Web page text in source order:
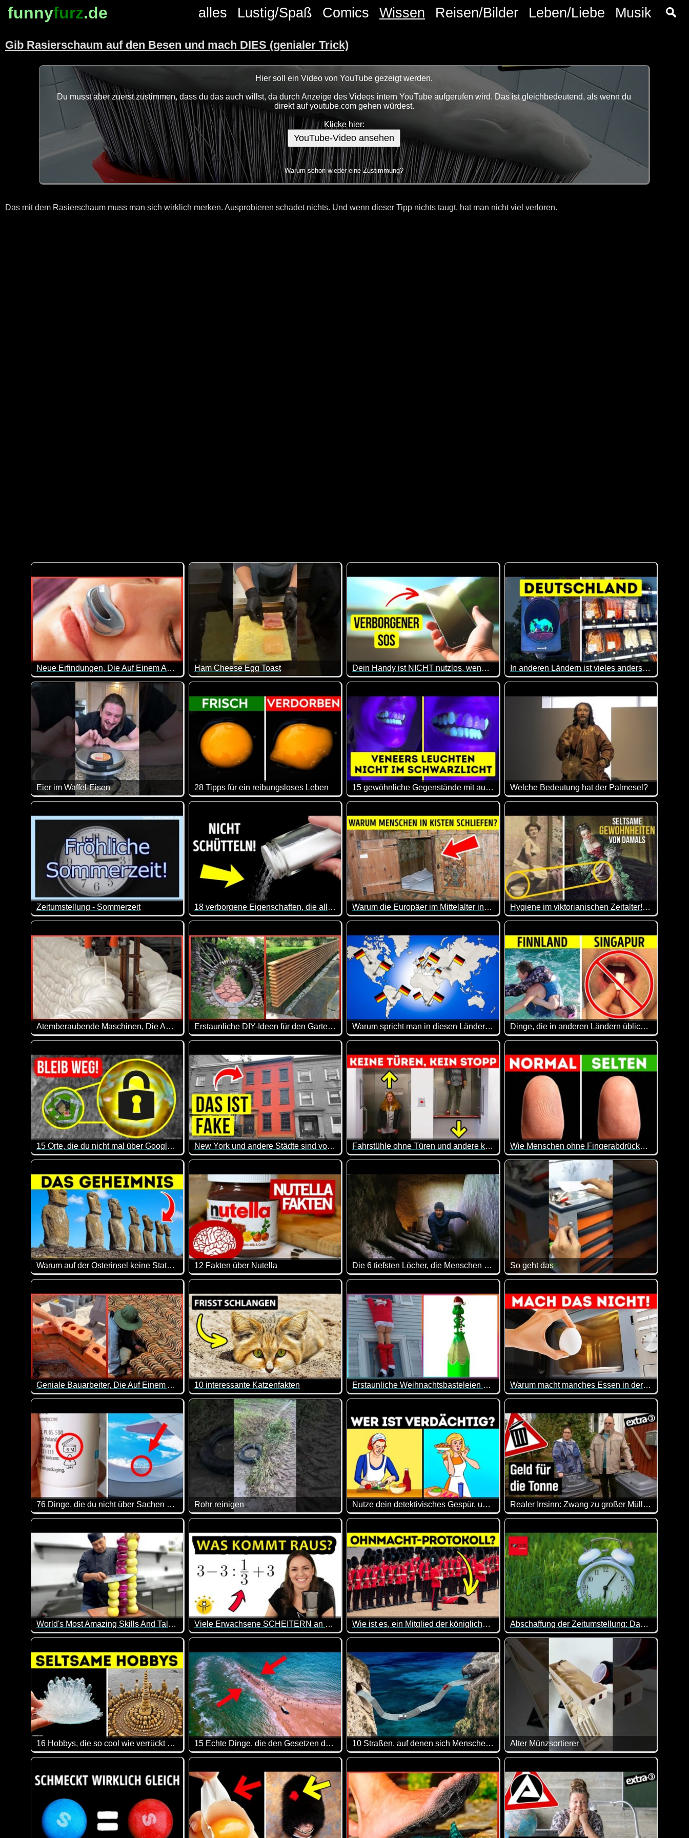
funnyfurz.de alles Lustig/Spaß Comics Wissen Reisen/Bilder Leben/Liebe Musik
Gib Rasierschaum auf den Besen und mach DIES (genialer Trick)
Hier soll ein Video von YouTube gezeigt werden.
Du musst aber zuerst zustimmen, dass du das auch willst, da durch Anzeige des Videos intern YouTube aufgerufen wird. Das ist gleichbedeutend, als wenn du
direkt auf youtube.com gehen würdest.
Klicke hier:
YouTube-Video ansehen
Warum schon wieder eine Zustimmung?
Das mit dem Rasierschaum muss man sich wirklich merken. Ausprobieren schadet nichts. Und wenn dieser Tipp nichts taugt, hat man nicht viel verloren.
Neue Erfindungen, Die Auf Einem Anderen Level Sind - 44
Und immer wieder gibt es neue geniale Erfindungen. Klasse!
Ham Cheese Egg Toast
Nicht funny, aber ich hab jetzt Hunger :-) Es macht einfach Spaß, ihm zuzusehen wie er diesen leckeren Toast zubereitet.
Dein Handy ist NICHT nutzlos, wenn du dich in der Wildnis verirrt hast
Wenn du mal auf einer einsamen Insel strandest, könnten diese Tipps hilfreich sein.
In anderen Ländern ist vieles anders, sieh selbst
Andere Länder, andere Sitten. Diesen Satz
Eier im Waffel-Eisen
Solltest du mal was Neues mit Eiern ausprobieren wollen oder hast noch welche übrig, könnte das mal eine neue Möglichkeit sein ;-)
28 Tipps für ein reibungsloses Leben
Das sind doch mal wieder ein paar interessante Tipps. Das Prüfen der Avocado-Reife ist z.B. etwas, das ich nicht wusste.
15 gewöhnliche Gegenstände mit außergewöhnlichen Eigenschaften
Hier erhältst du mal wieder ein paar interessante Einblicke und Infos. Viel Spaß mit diesem
Welche Bedeutung hat der Palmesel?
Osterhasen, Osterlämmer, Hühner, die
Heute kennen wir den Palmesel meist in
Zeitumstellung - Sommerzeit
Nur nochmal zur Erinnerung an die Zeitumstellung ;-) Ich wünsche ein super Wochenende!
18 verborgene Eigenschaften, die alltägliche Gegenstände fantastisch machen
Das ist mal wieder sehr interessant. Dass man einen Kofferraum von innen öffnen kann, sollte man (warum auch immer) dort
Warum die Europäer im Mittelalter in Kisten schliefen
Okay, ich werde mich nicht mehr über unbequeme Betten beschweren ;-)
Hygiene im viktorianischen Zeitalter! Wie haben Frauen in diesen Kleidern die Toilette benutzt?
Wie haben die Hygiene-Praktiken wohl damals
Atemberaubende Maschinen, Die Auf Einem Anderen Level Sind - 2
In unserer postindustriellen Welt stoßen wir an die Grenzen des Machbaren, und es scheint, dass nur die beeindruckendsten Maschinen diese Aufgabe bewältigen können. Mach
Erstaunliche DIY-Ideen für den Garten, die Ihr Zuhause aufwerten - 3
Ein Hinterhof ist ein kleiner Außenbereich, der sich in einen friedlichen Rückzugsort für gesellige Treffen mit Freunden und Familie
Warum spricht man in diesen Ländern Deutsch?
Etwa 82 Millionen Deutsche haben Deutsch als ihre Muttersprache. Allerdings nutzen
Dinge, die in anderen Ländern üblich sind, in deinem Land aber absurd erscheinen
Eine lustige Sache, dass Leute einem riesigen
15 Orte, die du nicht mal über Google Maps erkunden kannst
Sehr interessant, welche geheimen bzw. hoch bewachten Orte es gibt.
New York und andere Städte sind voll mit fake Häusern, das ist der Grund
Das sind doch mal wieder sehr interessante Infos. Ich wusste nicht, dass es solche Fake Häuser gibt.
Fahrstühle ohne Türen und andere kuriose Erfindungen, die es heute noch gibt
Der Paternoster ist einerseits spannend, andererseits bringt er einen auch leicht ins
Wie Menschen ohne Fingerabdrücke im Leben klarkommen
Was man alles für Probleme haben kann, wenn
Warum auf der Osterinsel keine Statuen mehr errichtet wurden
Hier kann man mal wieder was lernen. Sehr interessantes Video!
12 Fakten über Nutella
Fettmacher und Kalorienbombe oder einfach nur lecker? Lecker ist Nutella definitiv. Und wie alles, was gut schmeckt, hat es natürlich
Die 6 tiefsten Löcher, die Menschen bisher gegraben haben
Kaum zu glauben wie tief man für einen Brunnen gegraben hat.
So geht das
Falls du auch mal deinen Schlüssel verloren
Geniale Bauarbeiter, Die Auf Einem Anderen Niveau Sind - 41
Einfach zuschauen und staunen. Sehr genial wie hier gearbeitet wird.
10 interessante Katzenfakten
Heute mal wirklich interessante Geschichten und Infos über Katzen.
Erstaunliche Weihnachtsbasteleien Und -Dekorationen
Da sind mal wieder tolle Sachen dabei. Vielleicht ist das ein oder andere ja eine Anregung
Warum macht manches Essen in der Mikrowelle Boom
Eier in der Mikrowelle sind gar keine gute Idee ;-)
76 Dinge, die du nicht über Sachen weißt, die dich umgeben
Auch wenn man das ein oder andere bestimmt schon mal gehört hat, sind die Infos trotzdem sehr interessant und einige auch durchaus neu.
Rohr reinigen
Das ist doch mal eine spezielle Methode, um ein Rohr wieder frei zu bekommen.
Nutze dein detektivisches Gespür, um 24 knifflige Rätsel zu knacken
Hier ist etwas Gehirnschmalz angesagt. Kannst du diese Rätsel lösen?
Realer Irrsinn: Zwang zu großer Mülltonne in Köln - extra 3
In Köln muss eine Familie eine teure 120 Liter-
World's Most Amazing Skills And Talent...
Diese Leute haben alle besondere Fähigkeiten oder ein spezielles Talent. Es macht richtig Spaß, ihnen zuzusehen. Wenn du kein Englisch verstehst, kannst du Ton einfach auf
Viele Erwachsene SCHEITERN an dieser Aufgabe, du aber NICHT!
Weil es ab und zu mal wieder total interessant ist, den korrekten Rechenweg aufzufrischen, will ich dir dieses Video nicht vorenthalten.
Wie ist es, ein Mitglied der königlichen Garde zu sein
Warst du schon mal am Buckingham Palace und hast die Garde beobachtet? Das ist
Abschaffung der Zeitumstellung: Das ist der aktuelle Stand
Nachdem die Zeitumstellung mal wieder
16 Hobbys, die so cool wie verrückt sind
Hast du schon mal was von Extrem-Bügeln gehört? Ich nicht. Abgesehen davon empfinde ich bügeln als Strafarbeit und keinesfalls als Hobby ;-)
15 Echte Dinge, die den Gesetzen der Physik trotzen!
Hier kannst du mal wieder was lernen. Sehr interessant!
10 Straßen, auf denen sich Menschen in Luft auflösen
Okay, diese Straßen werde ich lieber nicht befahren ;-)
Alter Münzsortierer
Das Teil ist doch klasse!